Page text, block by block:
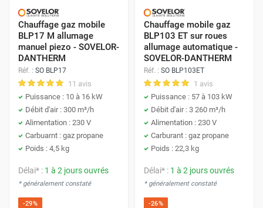
Chauffage gaz mobile
BLP17 M allumage
manuel piezo - SOVELOR-
DANTHERM
Réf. : SO BLP17
11 avis
Puissance : 10 à 16 kW
Débit d'air : 300 m³/h
Alimentation : 230 V
Carbuarnt : gaz propane
Poids : 4,5 kg
Délai* : 1 à 2 jours ouvrés
* généralement constaté
-29%
Chauffage mobile gaz
BLP103 ET sur roues
allumage automatique -
SOVELOR-DANTHERM
Réf. : SO BLP103ET
1 avis
Puissance : 57 à 103 kW
Débit d'air : 3 260 m³/h
Alimentation : 230 V
Carburant : gaz propane
Poids : 22,3 kg
Délai* : 1 à 2 jours ouvrés
* généralement constaté
-26%